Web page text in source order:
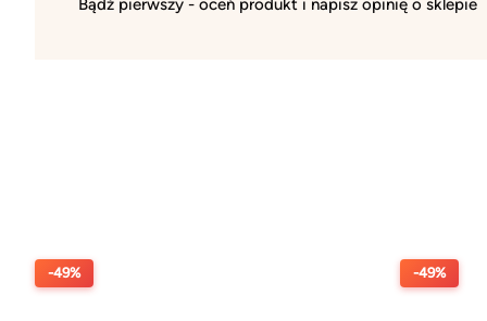
Bądź pierwszy - oceń produkt i napisz opinię o sklepie
-49% -49%